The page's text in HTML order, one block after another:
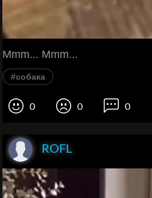
Mmm... Mmm...
#собака
0 0 0
ROFL